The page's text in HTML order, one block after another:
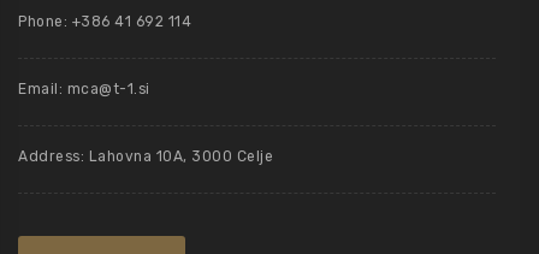
Phone: +386 41 692 114
Email: mca@t-1.si
Address: Lahovna 10A, 3000 Celje